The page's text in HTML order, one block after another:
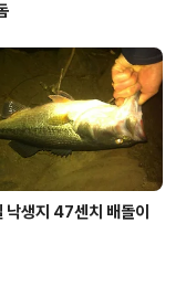
생지 47센치 배돌이